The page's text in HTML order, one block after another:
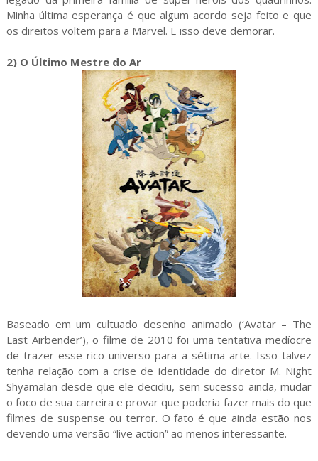
Minha última esperança é que algum acordo seja feito e que
os direitos voltem para a Marvel. E isso deve demorar.
2) O Último Mestre do Ar
Baseado em um cultuado desenho animado (‘Avatar – The
Last Airbender’), o filme de 2010 foi uma tentativa medíocre
de trazer esse rico universo para a sétima arte. Isso talvez
tenha relação com a crise de identidade do diretor M. Night
Shyamalan desde que ele decidiu, sem sucesso ainda, mudar
o foco de sua carreira e provar que poderia fazer mais do que
filmes de suspense ou terror. O fato é que ainda estão nos
devendo uma versão “live action” ao menos interessante.